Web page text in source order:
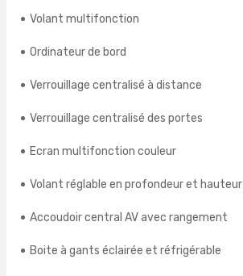
Volant multifonction
Ordinateur de bord
Verrouillage centralisé à distance
Verrouillage centralisé des portes
Ecran multifonction couleur
Volant réglable en profondeur et hauteur
Accoudoir central AV avec rangement
Boite à gants éclairée et réfrigérable